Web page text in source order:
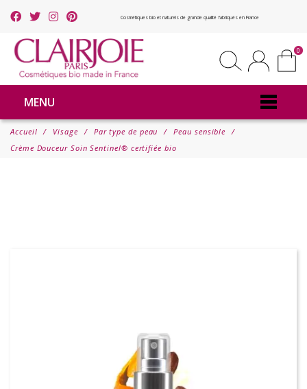
Cosmétiques bio et naturels de grande qualité fabriqués en France
0
MENU
Accueil Visage Par type de peau
Peau sensible
Crème Douceur Soin Sentinel® certifiée bio